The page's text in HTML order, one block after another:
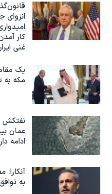
انزوای
کار
غنی
یک
مکه به
نفتکش
عمان
ادامه
به